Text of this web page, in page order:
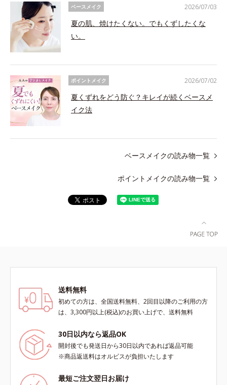
ベースメイク
夏の肌、焼けたくない。でもくずしたくな
い。
2026/07/03
ポイントメイク
夏くずれをどう防ぐ？キレイが続くベースメ
イク法
2026/07/02
ベースメイクの読み物一覧
ポイントメイクの読み物一覧
送料無料
初めての方は、全国送料無料、2回目以降のご利用の方
は、3,300円以上(税込)のお買い上げで、送料無料
30日以内なら返品OK
開封後でも発送日から30日以内であれば返品可能
※商品返送料はオルビスが負担いたします
最短ご注文翌日お届け